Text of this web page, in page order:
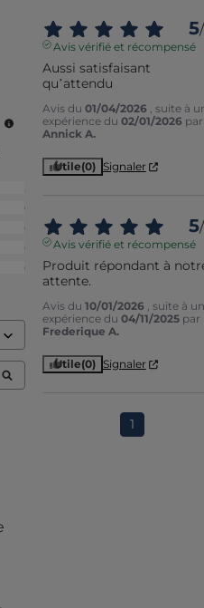
0
0
0
0
5/
Avis vérifié et récompensé
Aussi satisfaisant
qu’attendu
Avis du 01/04/2026 , suite à
expérience du 02/01/2026 par
Annick A.
Utile(0) Signaler
5/
Avis vérifié et récompensé
Produit répondant à
attente.
Avis du 10/01/2026 , suite à
expérience du 04/11/2025 par
Frederique A.
Utile(0) Signaler
1